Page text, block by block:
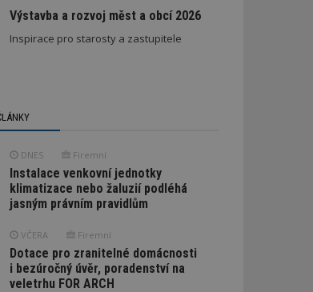
Výstavba a rozvoj měst a obcí 2026
Inspirace pro starosty a zastupitele
DNES Firemní
Instalace venkovní jednotky
klimatizace nebo žaluzií podléhá
jasným právním pravidlům
VČERA Firemní
Dotace pro zranitelné domácnosti
i bezúročný úvěr, poradenství na
veletrhu FOR ARCH